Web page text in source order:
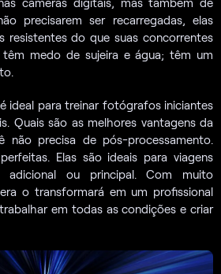
precisarem ser recarregadas, elas
resistentes do que suas concorrentes
têm medo de sujeira e água; têm um
ideal para treinar fotógrafos iniciantes
Quais são as melhores vantagens da
não precisa de pós-processamento.
Elas são ideais para viagens
adicional ou principal. Com muito
o transformará em um profissional
em todas as condições e criar